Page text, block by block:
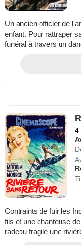
Un ancien officier de
enfant. Pour rattraper
funéral à travers un
4
Contraints de fuir les
fils et une chanteuse
radeau fragile une